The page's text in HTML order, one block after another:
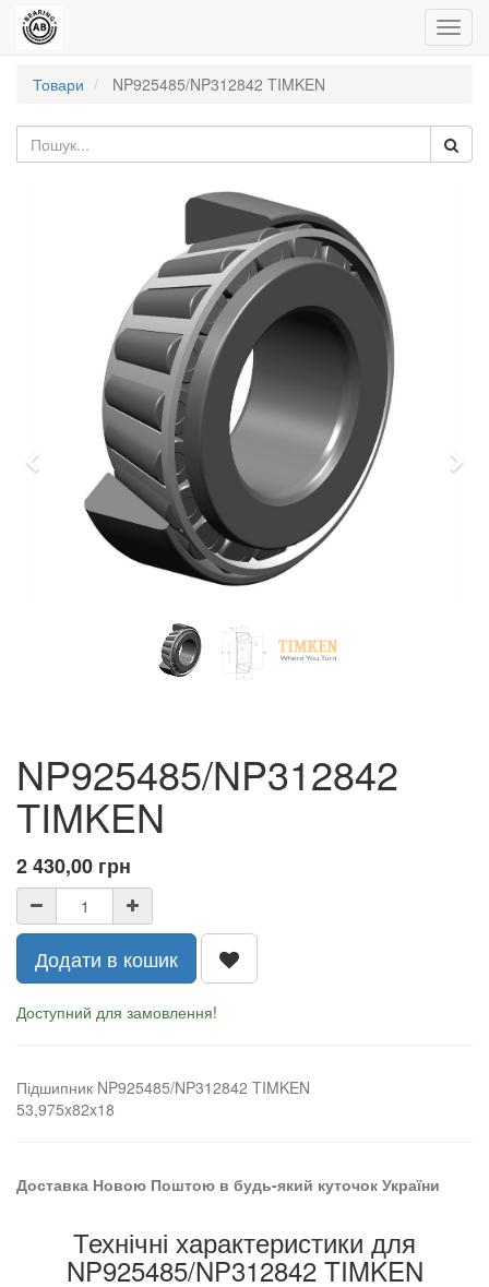
Товари
NP925485/NP312842 TIMKEN
Попередній
NP925485/NP312842
TIMKEN
2 430,00 грн
Додати в кошик
Доступний для замовлення!
Підшипник NP925485/NP312842 TIMKEN
53,975x82x18
Доставка Новою Поштою в будь-який куточок України
Технічні характеристики для
NP925485/NP312842 TIMKEN